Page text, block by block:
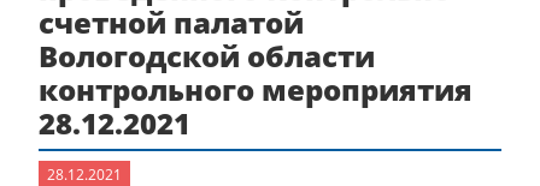
счетной палатой
Вологодской области
контрольного мероприятия
28.12.2021
28.12.2021